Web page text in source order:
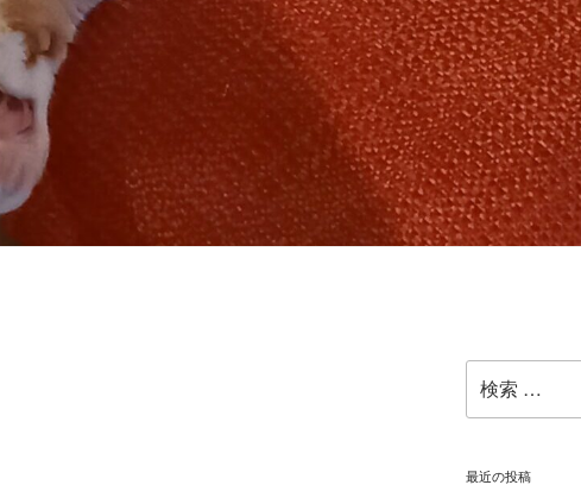
索:
最近の投稿